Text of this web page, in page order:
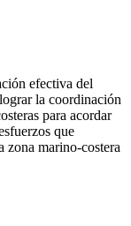
efectiva del
la coordinación
para acordar
que
marino-costera